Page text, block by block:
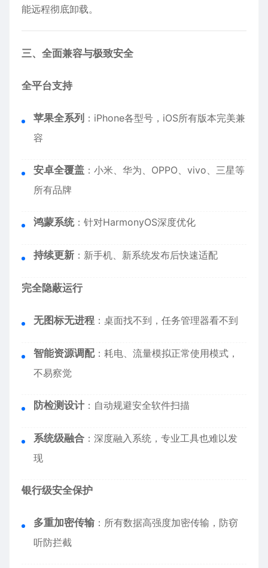
能远程彻底卸载。
三、全面兼容与极致安全
全平台支持
苹果全系列 ： iPhone各型号，iOS所有版本完美兼
容
安卓全覆盖 ：小米、华为、OPPO、vivo、三星等
所有品牌
鸿蒙系统：针对HarmonyOS深度优化
持续更新 ：新手机、新系统发布后快速适配
完全隐蔽运行
无图标无进程 ：桌面找不到，任务管理器看不到
智能资源调配：耗电、流量模拟正常使用模式，
不易察觉
防检测设计 ：自动规避安全软件扫描
系统级融合 ：深度融入系统，专业工具也难以发
现
银行级安全保护
多重加密传输 ：所有数据高强度加密传输，防窃
听防拦截